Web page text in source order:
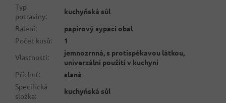
Typ
potraviny:
kuchyňská sůl
Balení:
papírový sypací obal
Počet kusů:
1
Vlastnosti:
jemnozrnná, s protispékavou látkou,
univerzální použití v kuchyni
Příchuť:
slaná
Specifická
složka:
kuchyňská sůl